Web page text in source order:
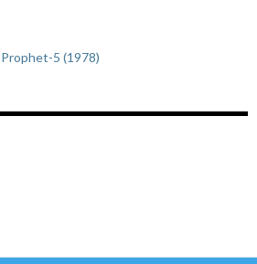
5 (1978)